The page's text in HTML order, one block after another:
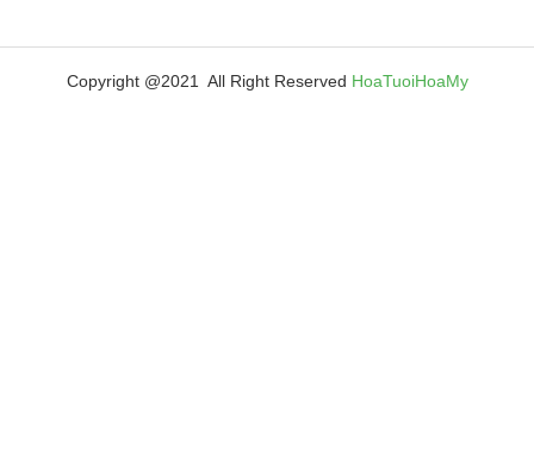
Copyright @2021 All Right Reserved HoaTuoiHoaMy